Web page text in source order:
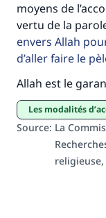
moyens de
vertu de la
envers Allah
d’aller faire le
Allah est le
Les modalités
Source: La
religieuse,
Faites
millions
Aidez
Le
"Celui qui
même